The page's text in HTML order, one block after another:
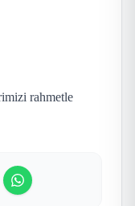
rahmetle